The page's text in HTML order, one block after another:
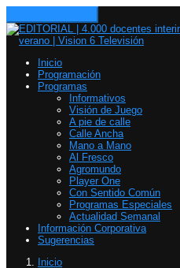
Inicio
Programación
Programas
Informativos
Visión de Juego
A pie de calle
Calle Ancha
Mano a Mano
Al Fresco
Agromundo
Player One
Con Sentido Común
Programas Especiales
Actualidad Semanal
Información Corporativa
Sugerencias
Inicio